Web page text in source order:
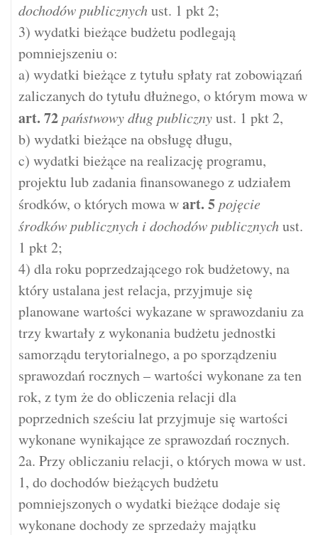
dochodów publicznychust. 1 pkt 2;
3) wydatki bieżące budżetu podlegają
pomniejszeniu o:
a) wydatki bieżące z tytułu spłaty rat zobowiązań
zaliczanych do tytułu dłużnego, o którym mowa w
art. 72 państwowy dług publicznyust. 1 pkt 2,
b) wydatki bieżące na obsługę długu,
c) wydatki bieżące na realizację programu,
projektu lub zadania finansowanego z udziałem
środków, o których mowa wart. 5 pojęcie
środków publicznych i dochodów publicznychust.
1 pkt 2;
4) dla roku poprzedzającego rok budżetowy, na
który ustalana jest relacja, przyjmuje się
planowane wartości wykazane w sprawozdaniu za
trzy kwartały z wykonania budżetu jednostki
samorządu terytorialnego, a po sporządzeniu
sprawozdań rocznych – wartości wykonane za ten
rok, z tym że do obliczenia relacji dla
poprzednich sześciu lat przyjmuje się wartości
wykonane wynikające ze sprawozdań rocznych.
2a. Przy obliczaniu relacji, o których mowa w ust.
1, do dochodów bieżących budżetu
pomniejszonych o wydatki bieżące dodaje się
wykonane dochody ze sprzedaży majątku